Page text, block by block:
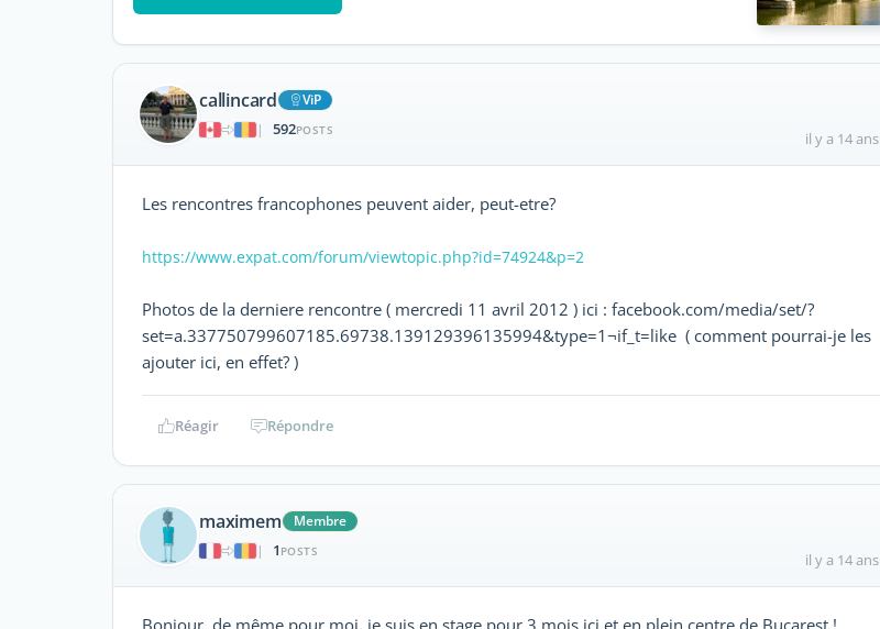
callincard
ViP
|
592POSTS il y a 14 ans
Les rencontres francophones peuvent aider, peut-etre?
https://www.expat.com/forum/viewtopic.php?id=74924&p=2
Photos de la derniere rencontre ( mercredi 11 avril 2012 ) ici : facebook.com/media/set/?
set=a.337750799607185.69738.139129396135994&type=1¬if_t=like ( comment pourrai-je les
ajouter ici, en effet? )
Réagir Répondre
maximem
Membre
|
1 POSTS il y a 14 ans
Bonjour, de même pour moi, je suis en stage pour 3 mois ici et en plein centre de Bucarest !